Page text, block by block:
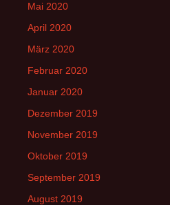
Mai 2020
April 2020
März 2020
Februar 2020
Januar 2020
Dezember 2019
November 2019
Oktober 2019
September 2019
August 2019